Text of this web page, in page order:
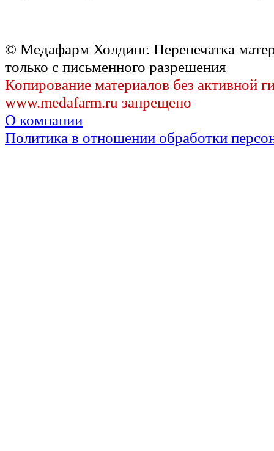
© Медафарм Холдинг. Перепечатка
только с письменного разрешения
Копирование материалов без активной
www.medafarm.ru запрещено
О компании
Политика в отношении обработки